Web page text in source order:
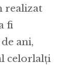
realizat
fi
ani,
celorlalți